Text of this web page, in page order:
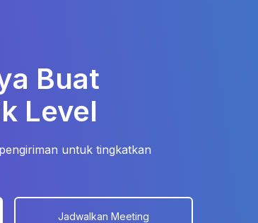
Buat
Level
untuk tingkatkan
Jadwalkan Meeting